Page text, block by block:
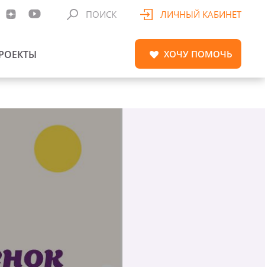
ПОИСК ЛИЧНЫЙ КАБИНЕТ
ХОЧУ ПОМОЧЬ